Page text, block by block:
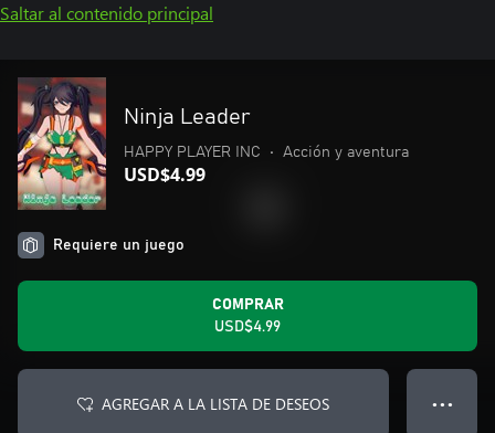
Saltar al contenido principal
Ninja Leader
HAPPY PLAYER INC • Acción y aventura
USD$4.99
Requiere un juego
COMPRAR
USD$4.99
AGREGAR A LA LISTA DE DESEOS ● ● ●